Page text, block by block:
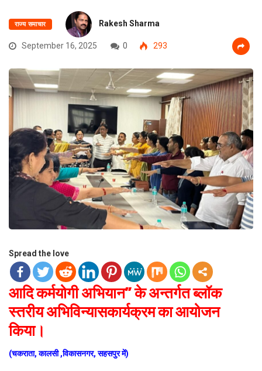
राज्य समाचार Rakesh Sharma
September 16, 2025 0 293
Spread the love
आदि कर्मयोगी अभियान” के अन्तर्गत ब्लॉक
स्तरीय अभिविन्यासकार्यक्रम का आयोजन
किया।
(चकराता, कालसी ,विकासनगर, सहसपुर में)